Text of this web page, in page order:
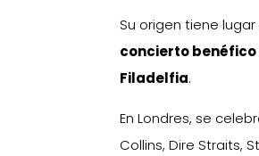
Su origen tiene
concierto
Filadelfia.
En Londres, se
Collins, Dire Straits,